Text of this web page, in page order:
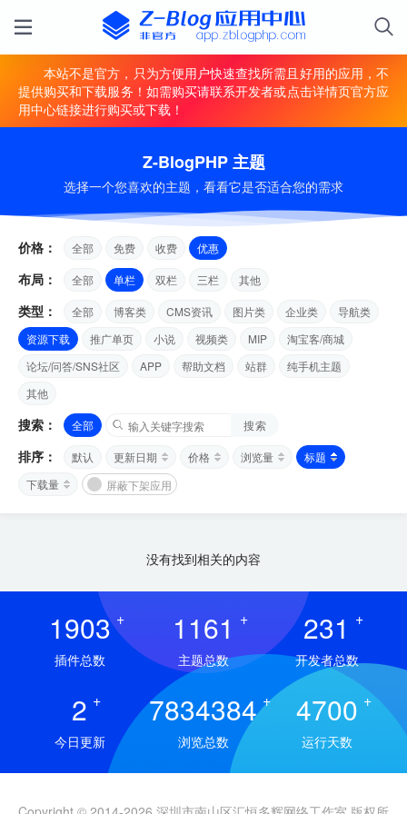
本站不是官方，只为方便用户快速查找所需且好用的应用，不
提供购买和下载服务！如需购买请联系开发者或点击详情页官方应
用中心链接进行购买或下载！
Z-BlogPHP 主题
选择一个您喜欢的主题，看看它是否适合您的需求
价格： 全部 免费 收费 优惠
布局： 全部 单栏 双栏 三栏 其他
类型： 全部 博客类 CMS资讯 图片类 企业类
导航类
资源下载
推广单页 小说 视频类 MIP
淘宝客/商城
论坛/问答/SNS社区
APP 帮助文档 站群
纯手机主题
其他
搜索： 全部 搜索
排序： 默认 更新日期 价格 浏览量
标题
下载量
屏蔽下架应用
没有找到相关的内容
1903 +
插件总数
1161 +
主题总数
231 +
开发者总数
2 +
今日更新
7834384 +
浏览总数
4700 +
运行天数